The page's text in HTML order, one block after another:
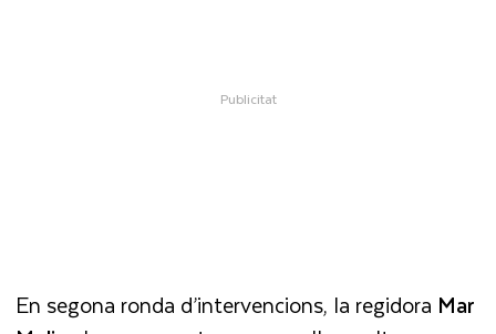
En segona ronda d’intervencions, la regidora Mar